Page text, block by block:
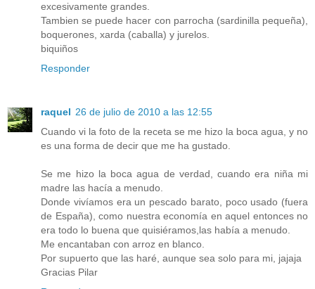
excesivamente grandes.
Tambien se puede hacer con parrocha (sardinilla pequeña),
boquerones, xarda (caballa) y jurelos.
biquiños
Responder
raquel 26 de julio de 2010 a las 12:55
Cuando vi la foto de la receta se me hizo la boca agua, y no
es una forma de decir que me ha gustado.
Se me hizo la boca agua de verdad, cuando era niña mi
madre las hacía a menudo.
Donde vivíamos era un pescado barato, poco usado (fuera
de España), como nuestra economía en aquel entonces no
era todo lo buena que quisiéramos,las había a menudo.
Me encantaban con arroz en blanco.
Por supuerto que las haré, aunque sea solo para mi, jajaja
Gracias Pilar